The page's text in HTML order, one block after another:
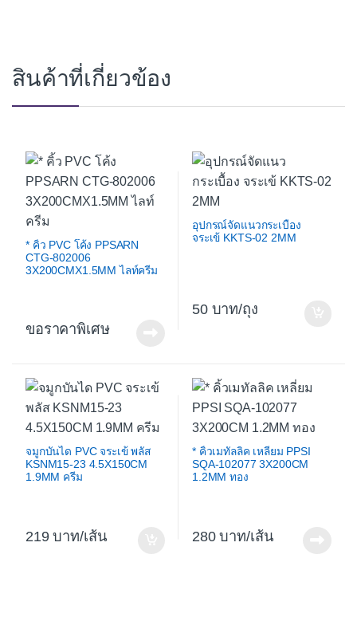
สินค้าที่เกี่ยวข้อง
* คิ้ว PVC โค้ง PPSARN
CTG-802006
3X200CMX1.5MM ไลท์ครีม
ขอราคาพิเศษ
อุปกรณ์จัดแนวกระเบื้อง
จระเข้ KKTS-02 2MM
50 /ถุง
จมูกบันได PVC จระเข้ พลัส
KSNM15-23 4.5X150CM
1.9MM ครีม
219 /เส้น
* คิ้วเมทัลลิค เหลี่ยม PPSI
SQA-102077 3X200CM
1.2MM ทอง
280 /เส้น